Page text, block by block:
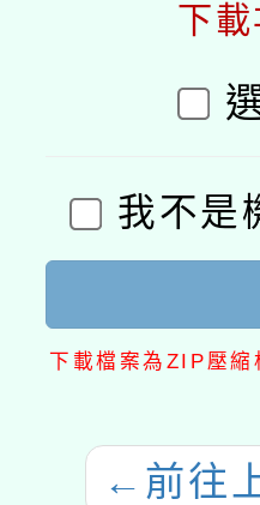
下
我不是
下載檔案為ZIP壓
← 前往